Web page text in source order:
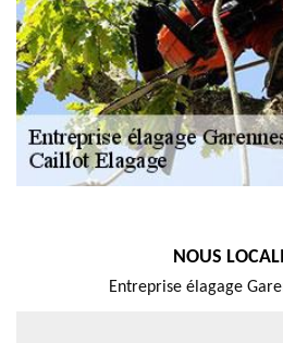
NOUS
Entreprise élagage